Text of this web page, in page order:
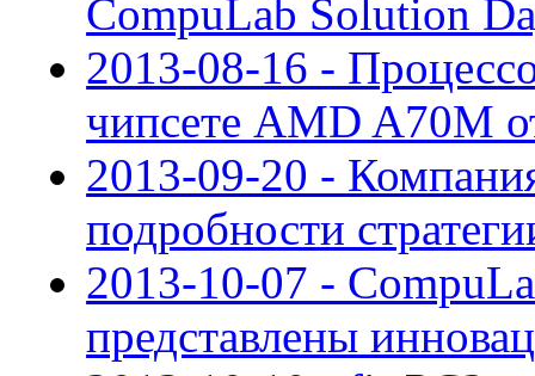
CompuLab Solution
2013-08-16 -
чипсете AMD A70M
2013-09-20 -
подробности
2013-10-07 -
представлены